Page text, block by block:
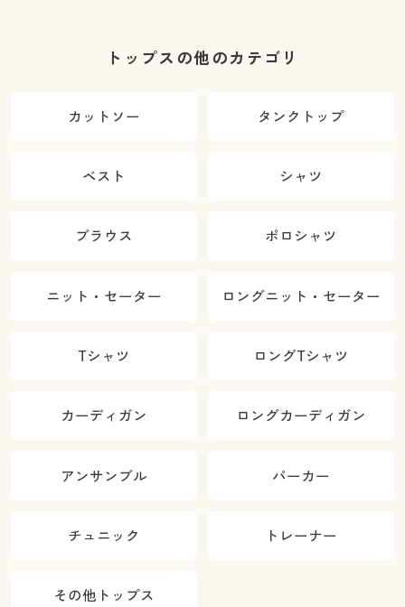
トップスの他のカテゴリ
カットソー タンクトップ
ベスト シャツ
ブラウス ポロシャツ
ニット・セーター ロングニット・セーター
Tシャツ ロングTシャツ
カーディガン ロングカーディガン
アンサンブル パーカー
チュニック トレーナー
その他トップス